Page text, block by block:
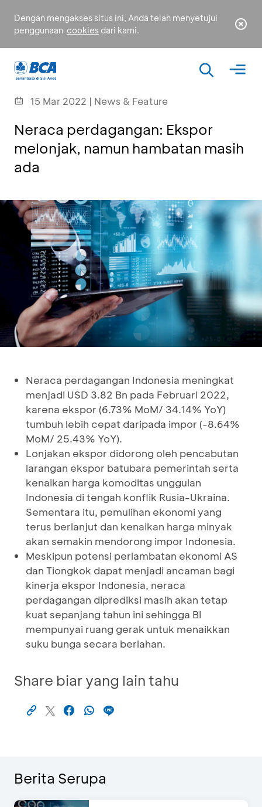
Dengan mengakses situs ini, Anda telah menyetujui
penggunaan cookies dari kami.
15 Mar 2022 | News & Feature
Neraca perdagangan: Ekspor
melonjak, namun hambatan masih
ada
Neraca perdagangan Indonesia meningkat
menjadi USD 3.82 Bn pada Februari 2022,
karena ekspor (6.73% MoM/ 34.14% YoY)
tumbuh lebih cepat daripada impor (-8.64%
MoM/ 25.43% YoY).
Lonjakan ekspor didorong oleh pencabutan
larangan ekspor batubara pemerintah serta
kenaikan harga komoditas unggulan
Indonesia di tengah konflik Rusia-Ukraina.
Sementara itu, pemulihan ekonomi yang
terus berlanjut dan kenaikan harga minyak
akan semakin mendorong impor Indonesia.
Meskipun potensi perlambatan ekonomi AS
dan Tiongkok dapat menjadi ancaman bagi
kinerja ekspor Indonesia, neraca
perdagangan diprediksi masih akan tetap
kuat sepanjang tahun ini sehingga BI
mempunyai ruang gerak untuk menaikkan
suku bunga secara berlahan.
Share biar yang lain tahu
Berita Serupa